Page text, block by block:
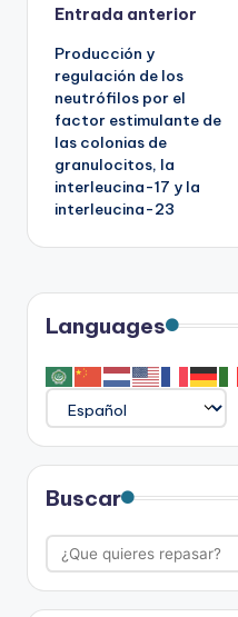
Navegación
de
entradas
Entrada anterior
Producción y
regulación de los
neutrófilos por el
factor estimulante de
las colonias de
granulocitos, la
interleucina-17 y la
interleucina-23
Languages
Buscar